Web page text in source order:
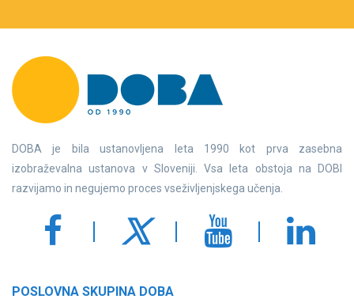
DOBA je bila ustanovljena leta 1990 kot prva zasebna
izobraževalna ustanova v Sloveniji. Vsa leta obstoja na DOBI
razvijamo in negujemo proces vseživljenjskega učenja.
POSLOVNA SKUPINA DOBA